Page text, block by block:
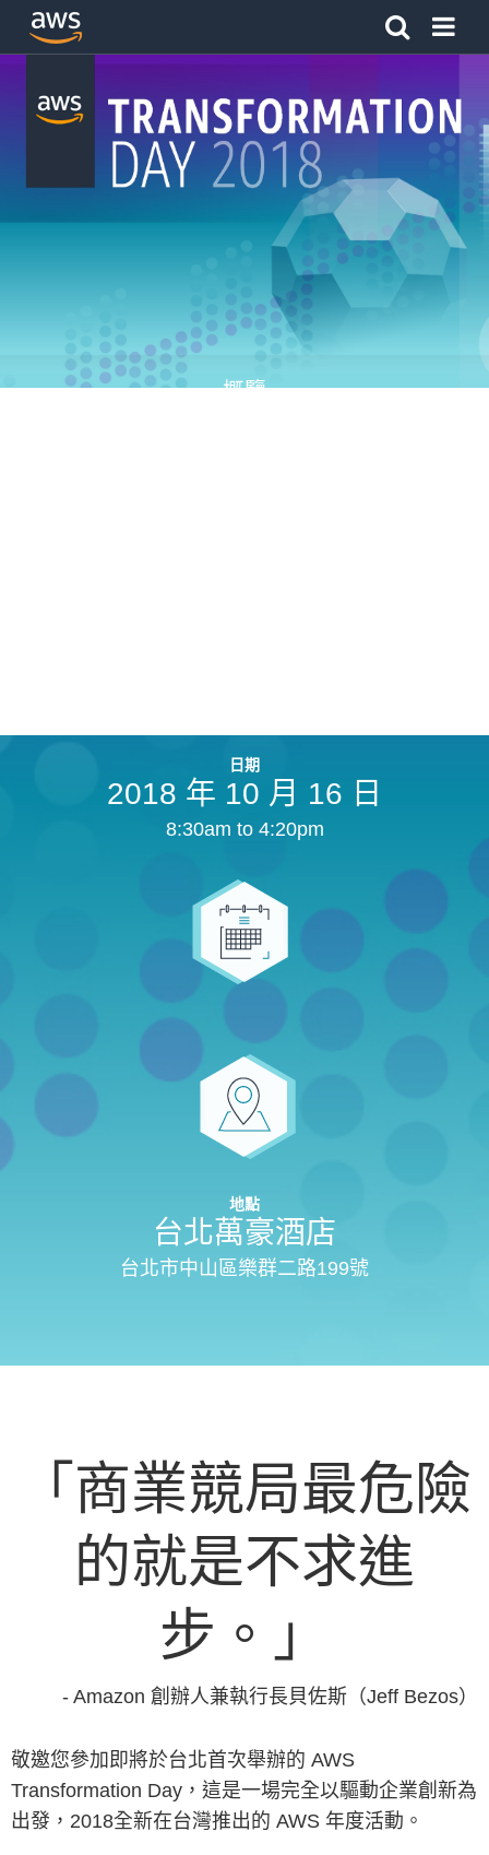
按一下這裡可返回 Amazon Web Services 首頁
概覽
日期
2018 年 10 月 16 日
8:30am to 4:20pm
地點
台北萬豪酒店
台北市中山區樂群二路199號
「商業競局最危險
的就是不求進
步。」
- Amazon 創辦人兼執行長貝佐斯（Jeff Bezos）
敬邀您參加即將於台北首次舉辦的 AWS
Transformation Day，這是一場完全以驅動企業創新為
出發，2018全新在台灣推出的 AWS 年度活動。